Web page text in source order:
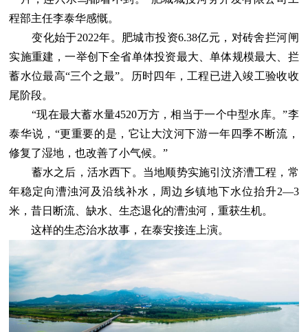
程部主任李泰华感慨。
变化始于2022年。肥城市投资6.38亿元，对砖舍拦河闸
实施重建，一举创下全省单体投资最大、单体规模最大、拦
蓄水位最高“三个之最”。历时四年，工程已进入竣工验收收
尾阶段。
“现在最大蓄水量4520万方，相当于一个中型水库。”李
泰华说，“更重要的是，它让大汶河下游一年四季不断流，
修复了湿地，也改善了小气候。”
蓄水之后，活水西下。当地顺势实施引汶济漕工程，常
年稳定向漕浊河及沿线补水，周边乡镇地下水位抬升2—3
米，昔日断流、缺水、生态退化的漕浊河，重获生机。
这样的生态治水故事，在泰安接连上演。